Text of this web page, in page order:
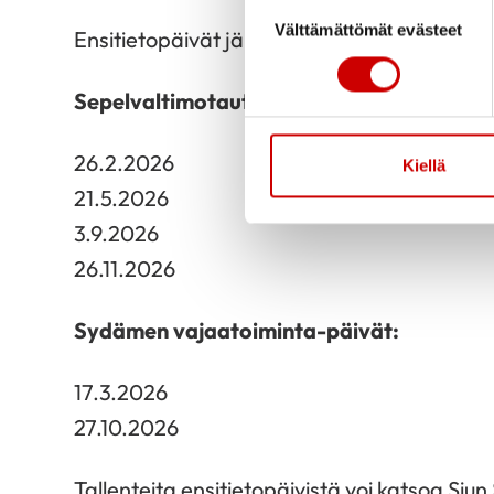
Välttämättömät evästeet
Kiellä
Ensitietopäivät järjestetään
Sepelvaltimotauti-päivät:
26.2.2026
21.5.2026
3.9.2026
26.11.2026
Sydämen vajaatoiminta-päivät:
17.3.2026
27.10.2026